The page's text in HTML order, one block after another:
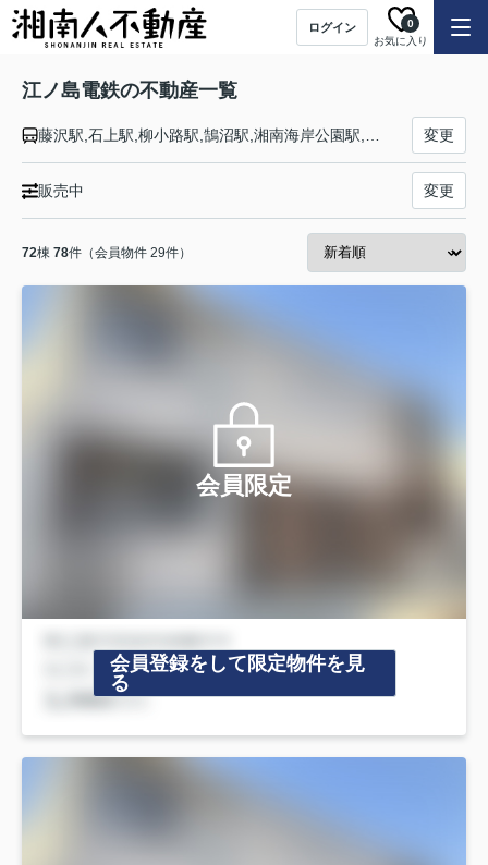
ログイン
お気に入り
0
江ノ島電鉄の不動産一覧
変更
販売中 変更
72棟 78件（会員物件 29件）
会員限定
会員登録をして限定物件を見
る